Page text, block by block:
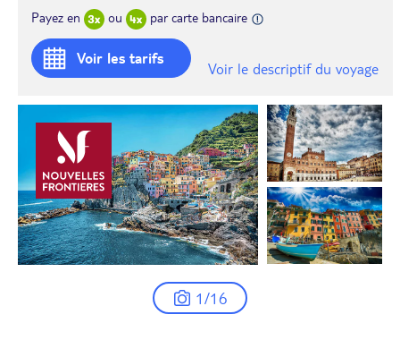
Payez en
ou par carte bancaire
Voir les tarifs
Voir le descriptif du voyage
1/16